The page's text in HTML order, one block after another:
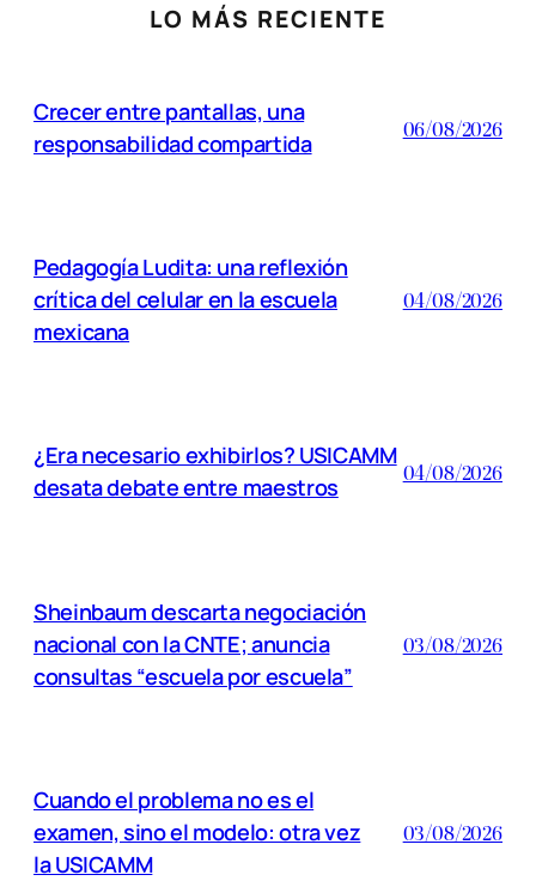
LO MÁS RECIENTE
Crecer entre pantallas, una
responsabilidad compartida
06/08/2026
Pedagogía Ludita: una reflexión
crítica del celular en la escuela
mexicana
04/08/2026
¿Era necesario exhibirlos? USICAMM
desata debate entre maestros
04/08/2026
Sheinbaum descarta negociación
nacional con la CNTE; anuncia
consultas “escuela por escuela”
03/08/2026
Cuando el problema no es el
examen, sino el modelo: otra vez
la USICAMM
03/08/2026